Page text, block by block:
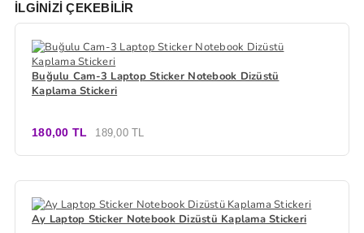
İLGINIZI ÇEKEBILIR
Buğulu Cam-3 Laptop Sticker Notebook Dizüstü
Kaplama Stickeri
180,00 TL 189,00 TL
Ay Laptop Sticker Notebook Dizüstü Kaplama Stickeri